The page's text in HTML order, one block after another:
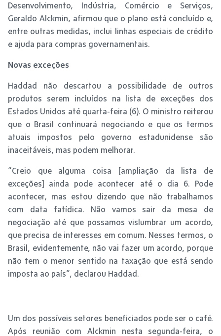
Desenvolvimento, Indústria, Comércio e Serviços,
Geraldo Alckmin, afirmou que o plano está concluído e,
entre outras medidas, inclui linhas especiais de crédito
e ajuda para compras governamentais.
Novas exceções
Haddad não descartou a possibilidade de outros
produtos serem incluídos na lista de exceções dos
Estados Unidos até quarta-feira (6). O ministro reiterou
que o Brasil continuará negociando e que os termos
atuais impostos pelo governo estadunidense são
inaceitáveis, mas podem melhorar.
“Creio que alguma coisa [ampliação da lista de
exceções] ainda pode acontecer até o dia 6. Pode
acontecer, mas estou dizendo que não trabalhamos
com data fatídica. Não vamos sair da mesa de
negociação até que possamos vislumbrar um acordo,
que precisa de interesses em comum. Nesses termos, o
Brasil, evidentemente, não vai fazer um acordo, porque
não tem o menor sentido na taxação que está sendo
imposta ao país”, declarou Haddad.
Um dos possíveis setores beneficiados pode ser o café.
Após reunião com Alckmin nesta segunda-feira, o